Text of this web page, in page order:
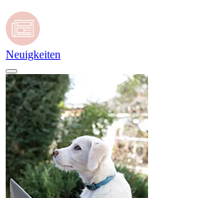
Neuigkeiten